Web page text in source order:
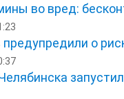
во вред:
предупредили о